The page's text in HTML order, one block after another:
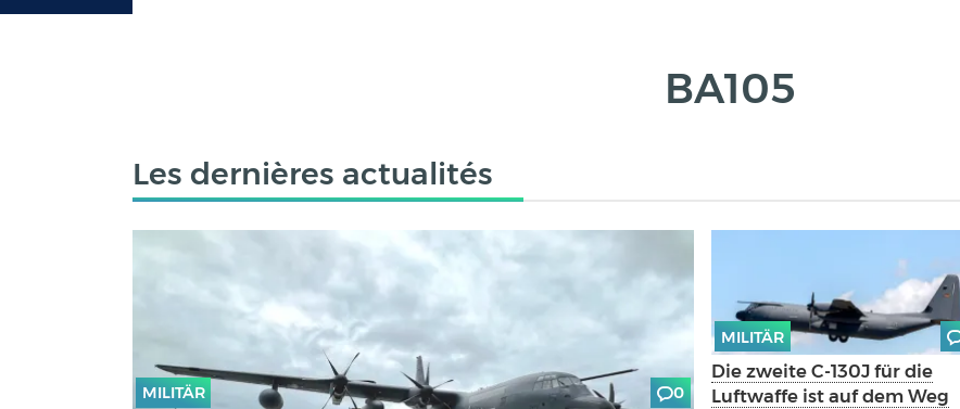
BA105
Les dernières actualités
MILITÄR 0
MILITÄR
Die zweite C-130J für die
Luftwaffe ist auf dem Weg